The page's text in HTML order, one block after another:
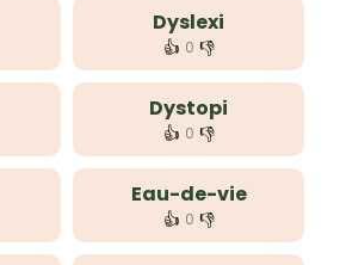
Dyslexi
👍 0 👎
Dystopi
👍 0 👎
Eau-de-vie
👍 0 👎